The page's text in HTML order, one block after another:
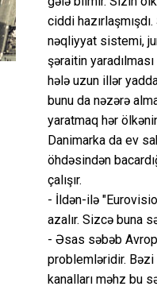
ciddi
nəqliyyat sistemi,
şəraitin
hələ uzun illər
bunu da nəzərə
yaratmaq hər
Danimarka da ev
öhdəsindən
çalışır.
- İldən-ilə
azalır. Sizcə buna
- Əsas səbəb
problemləridir. Bəzi
kanalları məhz bu